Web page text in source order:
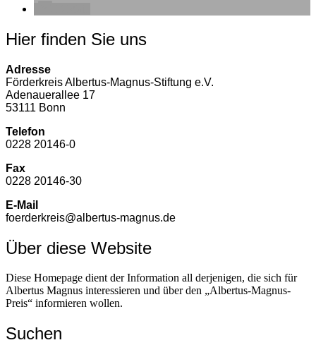
Hier finden Sie uns
Adresse
Förderkreis Albertus-Magnus-Stiftung e.V.
Adenauerallee 17
53111 Bonn
Telefon
0228 20146-0
Fax
0228 20146-30
E-Mail
foerderkreis@albertus-magnus.de
Über diese Website
Diese Homepage dient der Information all derjenigen, die sich für
Albertus Magnus interessieren und über den „Albertus-Magnus-
Preis“ informieren wollen.
Suchen